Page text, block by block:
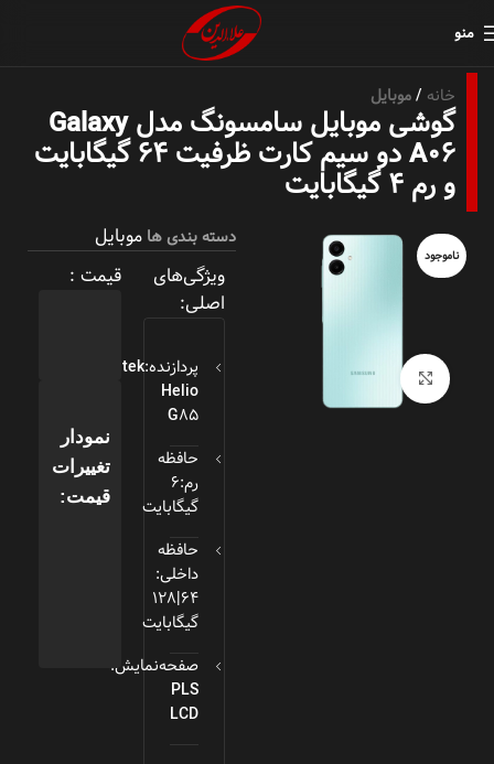
منو
خانه موبایل
گوشی موبایل سامسونگ مدل Galaxy
A06 دو سیم کارت ظرفیت ۶۴ گیگابایت
و رم ۴ گیگابایت
ناموجود
بزرگنمایی تصویر
دسته بندی ها موبایل
ویژگی‌های
اصلی:
پردازنده:Mediatek
Helio
G85
حافظه
رم:6
گیگابایت
حافظه
داخلی:
64|128
گیگابایت
صفحه‌نمایش:
PLS
LCD
قیمت :
نمودار
تغییرات
قیمت: